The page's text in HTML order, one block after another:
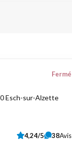
Esch-sur-Alzette
Fermé
4,24/5 38Avis